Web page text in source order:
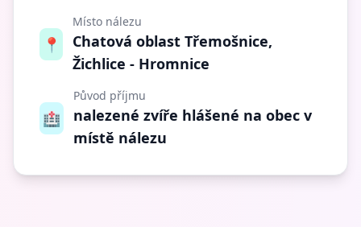
📍
Místo nálezu
Chatová oblast Třemošnice,
Žichlice - Hromnice
🏥
Původ příjmu
nalezené zvíře hlášené na obec v
místě nálezu